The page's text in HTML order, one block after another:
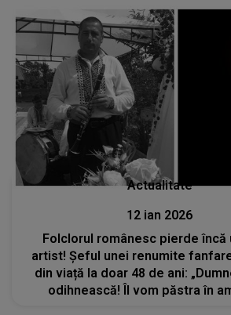
Actualitate
12 ian 2026
Folclorul românesc pierde încă
artist! Șeful unei renumite
din viață la doar 48 de ani:
odihnească! Îl vom păstra în